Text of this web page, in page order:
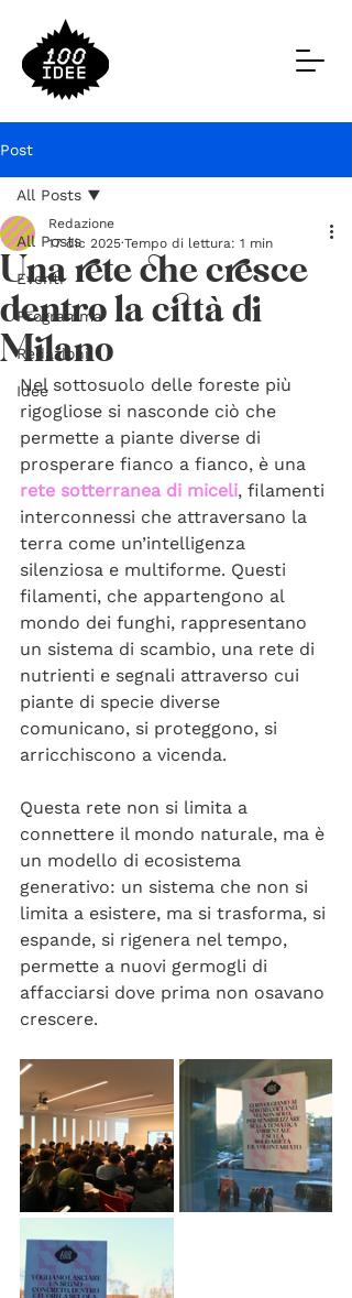
Post
All Posts
Eventi
Programma
Redazioni
Idee
All Posts
Una rete che cresce
dentro la città di
Milano
Redazione
17 dic 2025 Tempo di lettura: 1 min
Nel sottosuolo delle foreste più
rigogliose si nasconde ciò che
permette a piante diverse di
prosperare fianco a fianco, è una
rete sotterranea di miceli, filamenti
interconnessi che attraversano la
terra come un’intelligenza
silenziosa e multiforme. Questi
filamenti, che appartengono al
mondo dei funghi, rappresentano
un sistema di scambio, una rete di
nutrienti e segnali attraverso cui
piante di specie diverse
comunicano, si proteggono, si
arricchiscono a vicenda.
Questa rete non si limita a
connettere il mondo naturale, ma è
un modello di ecosistema
generativo: un sistema che non si
limita a esistere, ma si trasforma, si
espande, si rigenera nel tempo,
permette a nuovi germogli di
affacciarsi dove prima non osavano
crescere.